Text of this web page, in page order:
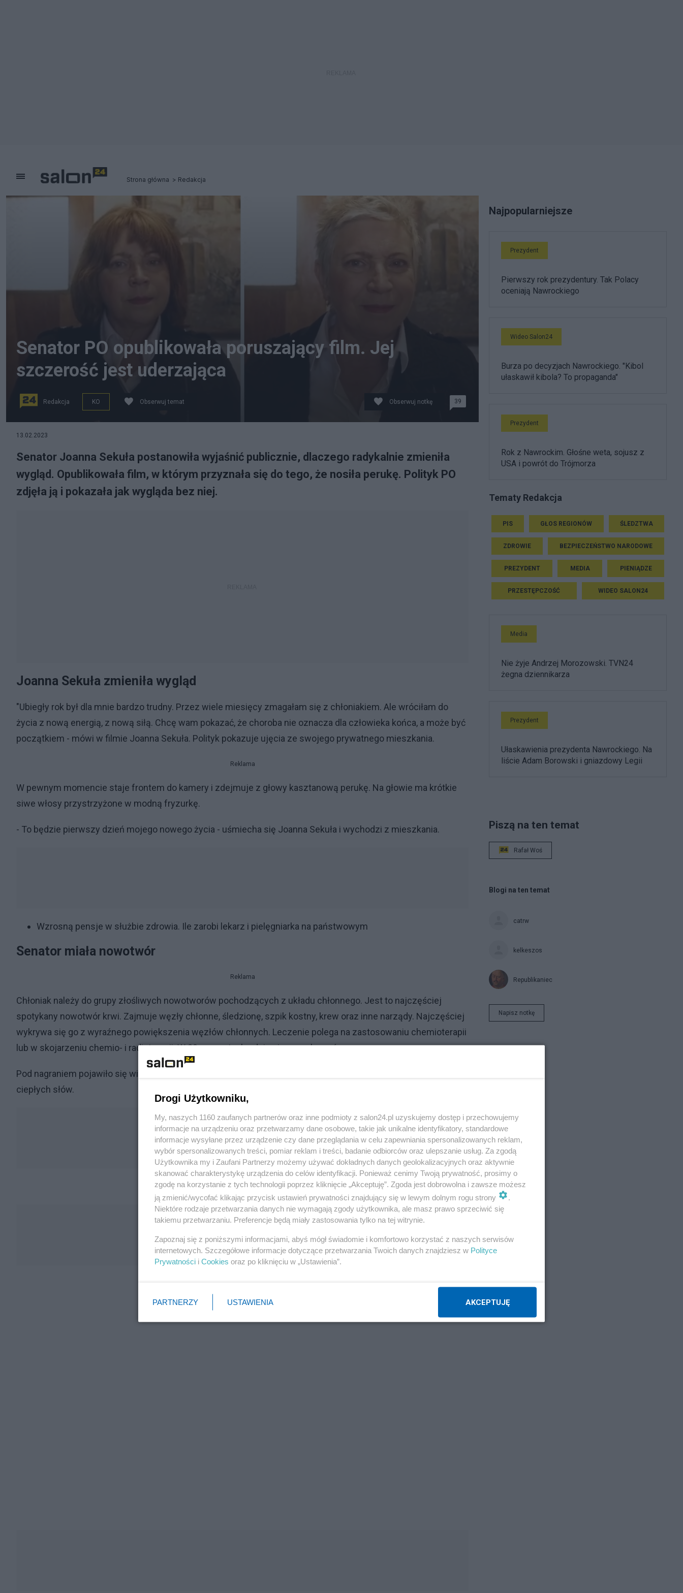
Strona główna Redakcja
Senator PO opublikowała poruszający film. Jej
szczerość jest uderzająca
Redakcja KO Obserwuj temat Obserwuj notkę 39
13.02.2023
Senator Joanna Sekuła postanowiła wyjaśnić publicznie, dlaczego radykalnie zmieniła
wygląd. Opublikowała film, w którym przyznała się do tego, że nosiła perukę. Polityk PO
zdjęła ją i pokazała jak wygląda bez niej.
Joanna Sekuła zmieniła wygląd
"Ubiegły rok był dla mnie bardzo trudny. Przez wiele miesięcy zmagałam się z chłoniakiem. Ale wróciłam do
życia z nową energią, z nową siłą. Chcę wam pokazać, że choroba nie oznacza dla człowieka końca, a może być
początkiem - mówi w filmie Joanna Sekuła. Polityk pokazuje ujęcia ze swojego prywatnego mieszkania.
Reklama
W pewnym momencie staje frontem do kamery i zdejmuje z głowy kasztanową perukę. Na głowie ma krótkie
siwe włosy przystrzyżone w modną fryzurkę.
- To będzie pierwszy dzień mojego nowego życia - uśmiecha się Joanna Sekuła i wychodzi z mieszkania.
Wzrosną pensje w służbie zdrowia. Ile zarobi lekarz i pielęgniarka na państwowym
Senator miała nowotwór
Reklama
Chłoniak należy do grupy złośliwych nowotworów pochodzących z układu chłonnego. Jest to najczęściej
spotykany nowotwór krwi. Zajmuje węzły chłonne, śledzionę, szpik kostny, krew oraz inne narządy. Najczęściej
wykrywa się go z wyraźnego powiększenia węzłów chłonnych. Leczenie polega na zastosowaniu chemioterapii
lub w skojarzeniu chemio- i radioterapii. W 80 procentach udaje się go wyleczyć.
Pod nagraniem pojawiło się wiele wpisów polityków różnych opcji. Parlamentarzyści ślą senator PO wiele
ciepłych słów.
Reklama
Najpopularniejsze
Prezydent
Pierwszy rok prezydentury. Tak Polacy
oceniają Nawrockiego
Wideo Salon24
Burza po decyzjach Nawrockiego. "Kibol
ułaskawił kibola? To propaganda"
Prezydent
Rok z Nawrockim. Głośne weta, sojusz z
USA i powrót do Trójmorza
Tematy Redakcja
PIS GŁOS REGIONÓW ŚLEDZTWA
ZDROWIE BEZPIECZEŃSTWO NARODOWE
PREZYDENT MEDIA PIENIĄDZE
PRZESTĘPCZOŚĆ WIDEO SALON24
Media
Nie żyje Andrzej Morozowski. TVN24
żegna dziennikarza
Prezydent
Ułaskawienia prezydenta Nawrockiego. Na
liście Adam Borowski i gniazdowy Legii
Piszą na ten temat
Rafał Woś
Blogi na ten temat
catrw
kelkeszos
Republikaniec
Napisz notkę
Drogi Użytkowniku,
My, naszych 1160 zaufanych partnerów oraz inne podmioty z salon24.pl uzyskujemy dostęp i przechowujemy
informacje na urządzeniu oraz przetwarzamy dane osobowe, takie jak unikalne identyfikatory, standardowe
informacje wysyłane przez urządzenie czy dane przeglądania w celu zapewniania spersonalizowanych reklam,
wybór spersonalizowanych treści, pomiar reklam i treści, badanie odbiorców oraz ulepszanie usług. Za zgodą
Użytkownika my i Zaufani Partnerzy możemy używać dokładnych danych geolokalizacyjnych oraz aktywnie
skanować charakterystykę urządzenia do celów identyfikacji. Ponieważ cenimy Twoją prywatność, prosimy o
zgodę na korzystanie z tych technologii poprzez kliknięcie „Akceptuję”. Zgoda jest dobrowolna i zawsze możesz
ją zmienić/wycofać klikając przycisk ustawień prywatności znajdujący się w lewym dolnym rogu strony
.
Niektóre rodzaje przetwarzania danych nie wymagają zgody użytkownika, ale masz prawo sprzeciwić się
takiemu przetwarzaniu. Preferencje będą miały zastosowania tylko na tej witrynie.
Zapoznaj się z poniższymi informacjami, abyś mógł świadomie i komfortowo korzystać z naszych serwisów
internetowych. Szczegółowe informacje dotyczące przetwarzania Twoich danych znajdziesz w Polityce
Prywatności i Cookies oraz po kliknięciu w „Ustawienia”.
PARTNERZY USTAWIENIA AKCEPTUJĘ